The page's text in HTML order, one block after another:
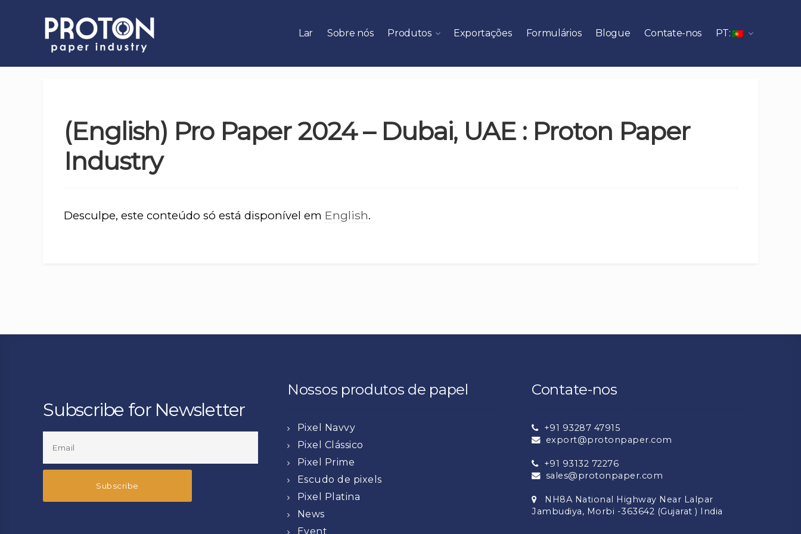
Lar Sobre nós Produtos Exportações Formulários Blogue Contate-nos PT:
(English) Pro Paper 2024 – Dubai, UAE : Proton Paper
Industry
Desculpe, este conteúdo só está disponível em English.
Subscribe for Newsletter
Nossos produtos de papel
Pixel Navvy
Pixel Clássico
Pixel Prime
Escudo de pixels
Pixel Platina
News
Event
Contate-nos
+91 93287 47915
export@protonpaper.com
+91 93132 72276
sales@protonpaper.com
NH8A National Highway Near Lalpar
Jambudiya, Morbi -363642 (Gujarat ) India